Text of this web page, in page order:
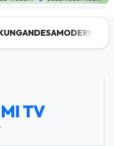
DESAMODERN
TV